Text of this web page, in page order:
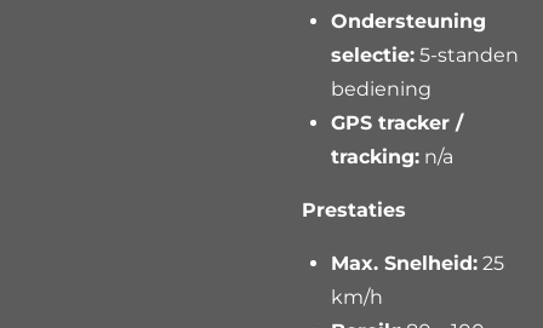
Ondersteuning
selectie: 5-standen
bediening
GPS tracker /
tracking: n/a
Prestaties
Max. Snelheid: 25
km/h